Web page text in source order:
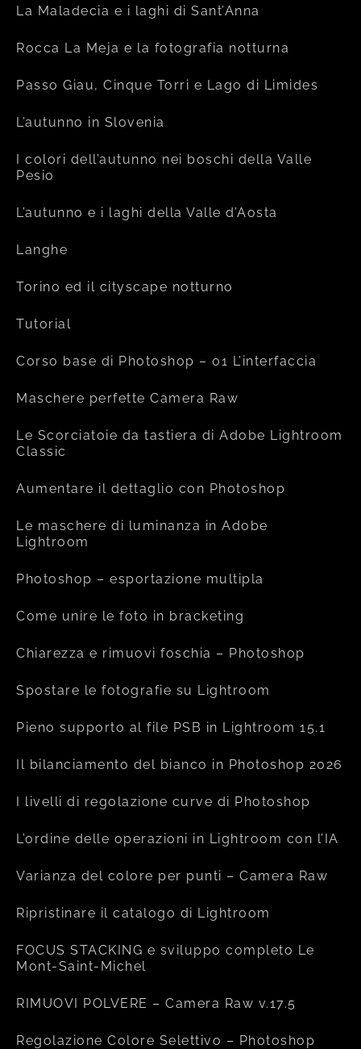
La Maladecia e i laghi di Sant’Anna
Rocca La Meja e la fotografia notturna
Passo Giau, Cinque Torri e Lago di Limides
L’autunno in Slovenia
I colori dell’autunno nei boschi della Valle
Pesio
L’autunno e i laghi della Valle d’Aosta
Langhe
Torino ed il cityscape notturno
Tutorial
Corso base di Photoshop – 01 L’interfaccia
Maschere perfette Camera Raw
Le Scorciatoie da tastiera di Adobe Lightroom
Classic
Aumentare il dettaglio con Photoshop
Le maschere di luminanza in Adobe
Lightroom
Photoshop – esportazione multipla
Come unire le foto in bracketing
Chiarezza e rimuovi foschia – Photoshop
Spostare le fotografie su Lightroom
Pieno supporto al file PSB in Lightroom 15.1
Il bilanciamento del bianco in Photoshop 2026
I livelli di regolazione curve di Photoshop
L’ordine delle operazioni in Lightroom con l’IA
Varianza del colore per punti – Camera Raw
Ripristinare il catalogo di Lightroom
FOCUS STACKING e sviluppo completo Le
Mont-Saint-Michel
RIMUOVI POLVERE – Camera Raw v.17.5
Regolazione Colore Selettivo – Photoshop